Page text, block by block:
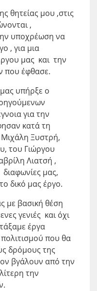
θητείας μου ,στις
,
υποχρέωση να
, για μια
μας και την
που έφθασε.
υπήρξε ο
για την
κατά τη
Ξυστρή,
του Γιώργου
Λιατσή ,
διαφωνίες μας,
δικό μας έργο.
με βασική θέση
γενιές και όχι
έργα
που θα
δρόμους της
βγάλουν από την
την